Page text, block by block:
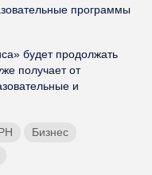
программы
будет продолжать
получает от
и
Бизнес